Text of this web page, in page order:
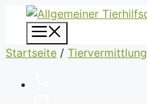
Zum
Inhalt
springen
Startseite / Tiervermittlung